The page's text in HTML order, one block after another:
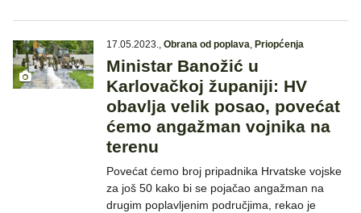
17.05.2023., Obrana od poplava, Priopćenja
Ministar Banožić u
Karlovačkoj županiji: HV
obavlja velik posao, povećat
ćemo angažman vojnika na
terenu
Povećat ćemo broj pripadnika Hrvatske vojske
za još 50 kako bi se pojačao angažman na
drugim poplavljenim područjima, rekao je